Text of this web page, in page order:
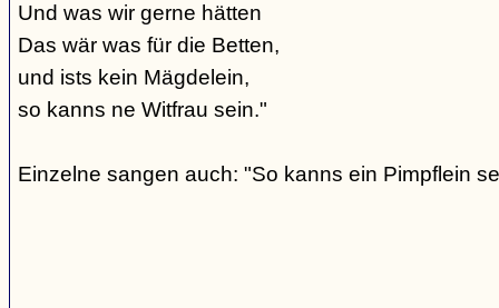
Und was wir gerne hätten
Das wär was für die Betten,
und ists kein Mägdelein,
so kanns ne Witfrau sein."
Einzelne sangen auch: "So kanns ein Pimpflein